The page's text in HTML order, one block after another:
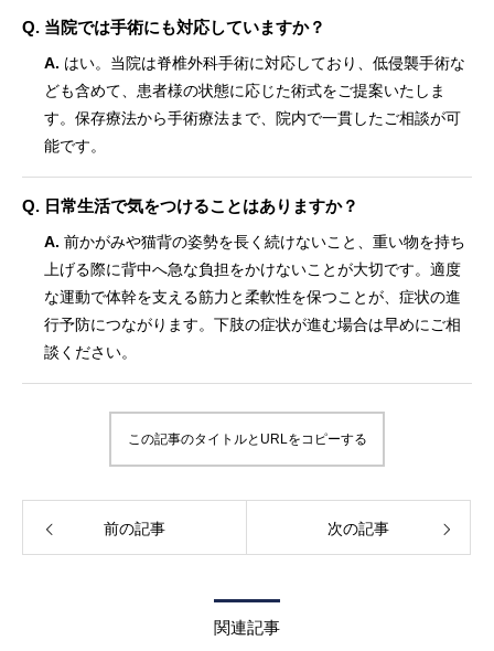
Q. 当院では手術にも対応していますか？
A. はい。当院は脊椎外科手術に対応しており、低侵襲手術な
ども含めて、患者様の状態に応じた術式をご提案いたしま
す。保存療法から手術療法まで、院内で一貫したご相談が可
能です。
Q. 日常生活で気をつけることはありますか？
A. 前かがみや猫背の姿勢を長く続けないこと、重い物を持ち
上げる際に背中へ急な負担をかけないことが大切です。適度
な運動で体幹を支える筋力と柔軟性を保つことが、症状の進
行予防につながります。下肢の症状が進む場合は早めにご相
談ください。
この記事のタイトルとURLをコピーする
前の記事 次の記事
関連記事